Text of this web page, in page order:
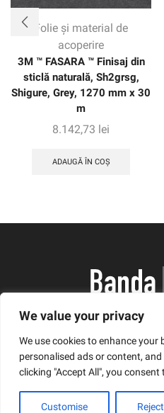
We value your privacy
We use cookies to enhance your
personalised ads or content,
clicking "Accept All", you consent
Customise
Folie și material de
acoperire
3M ™ FASARA ™ Finisaj din
sticlă naturală, Sh2grsg,
Shigure, Grey, 1270 mm x 30
m
8.142,73 lei
ADAUGĂ ÎN COȘ
România, Arad,
© Copyright